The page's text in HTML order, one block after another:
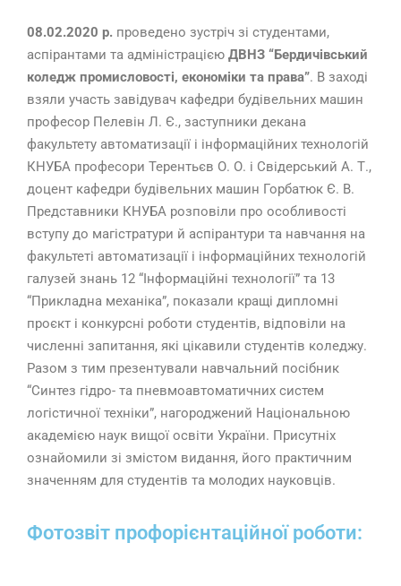
08.02.2020 р. проведено зустріч зі студентами,
аспірантами та адміністрацією ДВНЗ “Бердичівський
коледж промисловості, економіки та права”. В заході
взяли участь завідувач кафедри будівельних машин
професор Пелевін Л. Є., заступники декана
факультету автоматизації і інформаційних технологій
КНУБА професори Терентьєв О. О. і Свідерський А. Т.,
доцент кафедри будівельних машин Горбатюк Є. В.
Представники КНУБА розповіли про особливості
вступу до магістратури й аспірантури та навчання на
факультеті автоматизації і інформаційних технологій
галузей знань 12 “Інформаційні технології” та 13
“Прикладна механіка”, показали кращі дипломні
проєкт і конкурсні роботи студентів, відповіли на
численні запитання, які цікавили студентів коледжу.
Разом з тим презентували навчальний посібник
“Синтез гідро- та пневмоавтоматичних систем
логістичної техніки”, нагороджений Національною
академією наук вищої освіти України. Присутніх
ознайомили зі змістом видання, його практичним
значенням для студентів та молодих науковців.
Фотозвіт профорієнтаційної роботи: